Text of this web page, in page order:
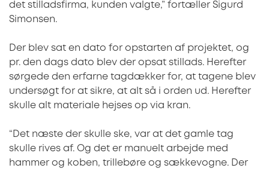
det stilladsfirma, kunden valgte,” fortæller Sigurd
Simonsen.
Der blev sat en dato for opstarten af projektet, og
pr. den dags dato blev der opsat stillads. Herefter
sørgede den erfarne tagdækker for, at tagene blev
undersøgt for at sikre, at alt så i orden ud. Herefter
skulle alt materiale hejses op via kran.
“Det næste der skulle ske, var at det gamle tag
skulle rives af. Og det er manuelt arbejde med
hammer og koben, trillebøre og sækkevogne. Der